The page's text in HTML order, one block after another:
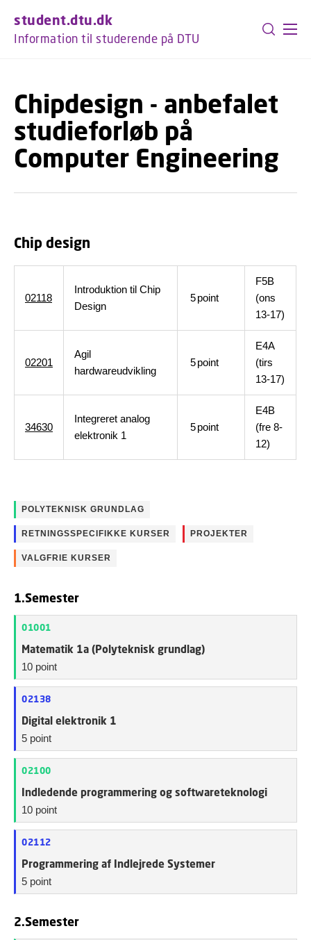
student.dtu.dk
Information til studerende på DTU
Chipdesign - anbefalet
studieforløb på
Computer Engineering
Chip design
02118
Introduktion til Chip
Design
5point
F5B
(ons
13-17)
02201
Agil
hardwareudvikling
5point
E4A
(tirs
13-17)
34630
Integreret analog
elektronik 1
5point
E4B
(fre 8-
12)
POLYTEKNISK GRUNDLAG
RETNINGSSPECIFIKKE KURSER PROJEKTER
VALGFRIE KURSER
1.Semester
01001
Matematik 1a (Polyteknisk grundlag)
10 point
02138
Digital elektronik 1
5 point
02100
Indledende programmering og softwareteknologi
10 point
02112
Programmering af Indlejrede Systemer
5 point
2.Semester